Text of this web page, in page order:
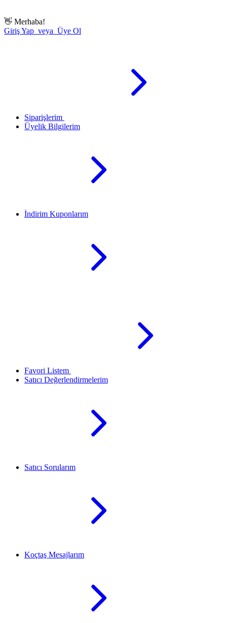
👋 Merhaba!
Giriş Yap veya Üye Ol
Siparişlerim
Üyelik Bilgilerim
İndirim Kuponlarım
Favori Listem
Satıcı Değerlendirmelerim
Satıcı Sorularım
Koçtaş Mesajlarım